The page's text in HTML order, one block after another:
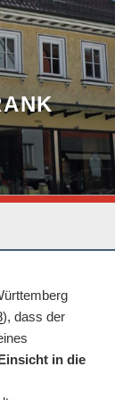
), dass der
in die